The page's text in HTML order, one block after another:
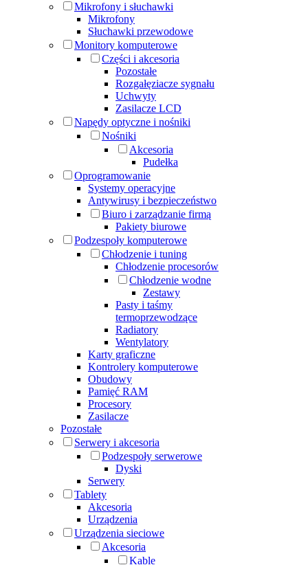
Mikrofony i słuchawki
Mikrofony
Słuchawki przewodowe
Monitory komputerowe
Części i akcesoria
Pozostałe
Rozgałęziacze sygnału
Uchwyty
Zasilacze LCD
Napędy optyczne i nośniki
Nośniki
Akcesoria
Pudełka
Oprogramowanie
Systemy operacyjne
Antywirusy i bezpieczeństwo
Biuro i zarządzanie firmą
Pakiety biurowe
Podzespoły komputerowe
Chłodzenie i tuning
Chłodzenie procesorów
Chłodzenie wodne
Zestawy
Pasty i taśmy
termoprzewodzące
Radiatory
Wentylatory
Karty graficzne
Kontrolery komputerowe
Obudowy
Pamięć RAM
Procesory
Zasilacze
Pozostałe
Serwery i akcesoria
Podzespoły serwerowe
Dyski
Serwery
Tablety
Akcesoria
Urządzenia
Urządzenia sieciowe
Akcesoria
Kable